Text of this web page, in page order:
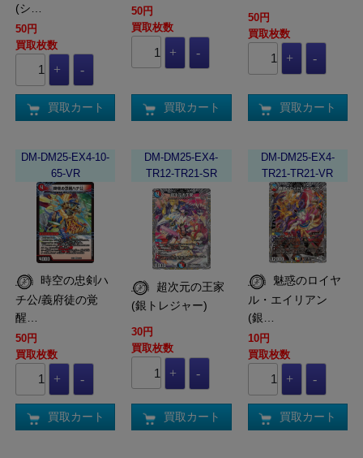
(シ…
50円
買取枚数
買取カート
50円
買取枚数
買取カート
50円
買取枚数
買取カート
DM-DM25-EX4-10-
65-VR
チ公/義府徒の覚
醒…
50円
買取枚数
買取カート
DM-DM25-EX4-
TR12-TR21-SR
(銀トレジャー)
30円
買取枚数
買取カート
DM-DM25-EX4-
TR21-TR21-VR
ル・エイリアン
(銀…
10円
買取枚数
買取カート